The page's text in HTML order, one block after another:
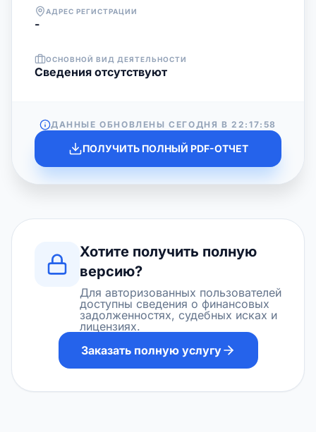
АДРЕС РЕГИСТРАЦИИ
-
ОСНОВНОЙ ВИД ДЕЯТЕЛЬНОСТИ
Cведения отсутствуют
ДАННЫЕ ОБНОВЛЕНЫ СЕГОДНЯ В22:17:58
ПОЛУЧИТЬ ПОЛНЫЙ PDF-ОТЧЕТ
Хотите получить полную
версию?
Для авторизованных пользователей
доступны сведения о финансовых
задолженностях, судебных исках и
лицензиях.
Заказать полную услугу